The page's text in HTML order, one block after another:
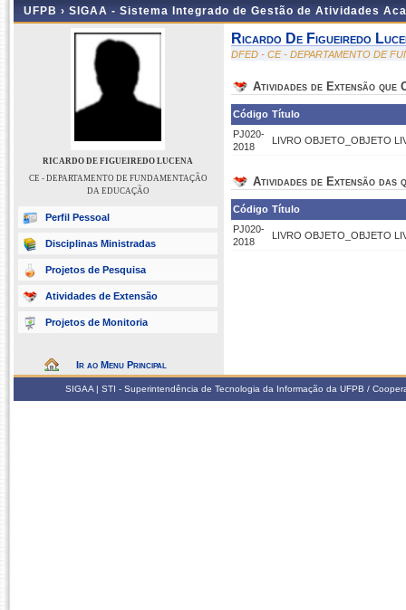
UFPB › SIGAA - Sistema Integrado de Gestão de Atividades
RICARDO DE FIGUEIREDO LUCENA
CE - DEPARTAMENTO DE FUNDAMENTAÇÃO
DA EDUCAÇÃO
Perfil Pessoal
Disciplinas Ministradas
Projetos de Pesquisa
Atividades de Extensão
Projetos de Monitoria
Ir ao Menu Principal
Ricardo De Figueiredo
DFED - CE - DEPARTAMENTO DE
Atividades de Extensão que
Código Título
PJ020-
2018
LIVRO OBJETO_OBJETO
Atividades de Extensão das
Código Título
PJ020-
2018
LIVRO OBJETO_OBJETO
SIGAA | STI - Superintendência de Tecnologia da Informação da UFPB /